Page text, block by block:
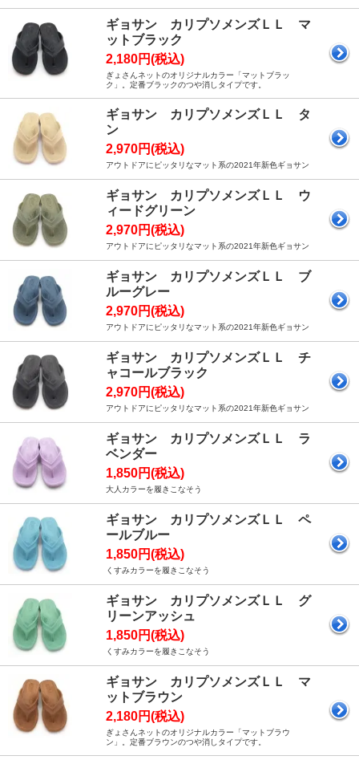
ギョサン カリプソメンズＬＬ マ
ットブラック
2,180円(税込)
ぎょさんネットのオリジナルカラー「マットブラッ
ク」。定番ブラックのつや消しタイプです。
ギョサン カリプソメンズＬＬ タ
ン
2,970円(税込)
アウトドアにピッタリなマット系の2021年新色ギョサン
ギョサン カリプソメンズＬＬ ウ
ィードグリーン
2,970円(税込)
アウトドアにピッタリなマット系の2021年新色ギョサン
ギョサン カリプソメンズＬＬ ブ
ルーグレー
2,970円(税込)
アウトドアにピッタリなマット系の2021年新色ギョサン
ギョサン カリプソメンズＬＬ チ
ャコールブラック
2,970円(税込)
アウトドアにピッタリなマット系の2021年新色ギョサン
ギョサン カリプソメンズＬＬ ラ
ベンダー
1,850円(税込)
大人カラーを履きこなそう
ギョサン カリプソメンズＬＬ ペ
ールブルー
1,850円(税込)
くすみカラーを履きこなそう
ギョサン カリプソメンズＬＬ グ
リーンアッシュ
1,850円(税込)
くすみカラーを履きこなそう
ギョサン カリプソメンズＬＬ マ
ットブラウン
2,180円(税込)
ぎょさんネットのオリジナルカラー「マットブラウ
ン」。定番ブラウンのつや消しタイプです。